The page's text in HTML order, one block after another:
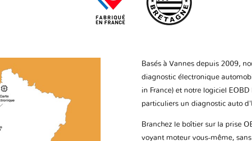
Basés à Vannes depuis 2009,
diagnostic électronique
in France) et notre logiciel
particuliers un diagnostic auto
Branchez le boîtier sur la prise
voyant moteur vous-même,